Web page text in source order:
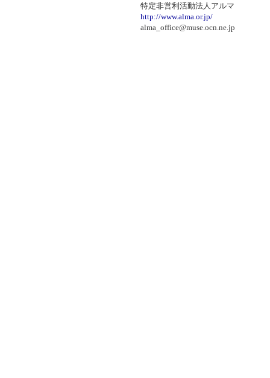
特定非営利活動法人アルマ
http://www.alma.or.jp/
alma_office@muse.ocn.ne.jp